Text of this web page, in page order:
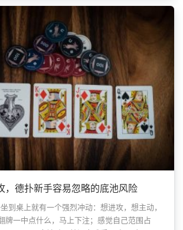
，德扑新手容易忽略的底池风险
到桌上就有一个强烈冲动：想进攻，想主动，
牌一中点什么，马上下注；感觉自己范围占